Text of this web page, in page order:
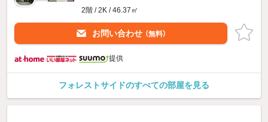
2階 / 2K / 46.37㎡
お問い合わせ （無料）
提供
フォレストサイドのすべての部屋を見る